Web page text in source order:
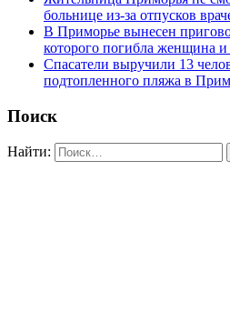
больнице из-за отпусков
В Приморье вынесен
которого погибла женщина и
Спасатели выручили 13
подтопленного пляжа в
Поиск
Найти: